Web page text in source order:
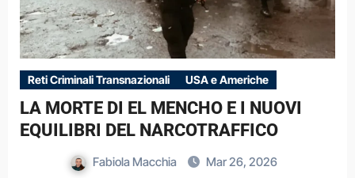
Reti Criminali Transnazionali USA e Americhe
LA MORTE DI EL MENCHO E I NUOVI
EQUILIBRI DEL NARCOTRAFFICO
Fabiola Macchia Mar 26, 2026